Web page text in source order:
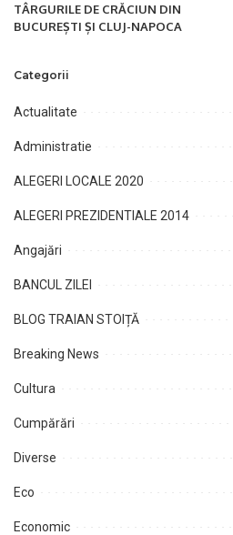
TÂRGURILE DE CRĂCIUN DIN
BUCUREȘTI ȘI CLUJ-NAPOCA
Categorii
Actualitate
Administratie
ALEGERI LOCALE 2020
ALEGERI PREZIDENTIALE 2014
Angajări
BANCUL ZILEI
BLOG TRAIAN STOIȚĂ
Breaking News
Cultura
Cumpărări
Diverse
Eco
Economic